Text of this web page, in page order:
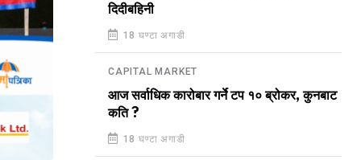
दिदीबहिनी
18 घण्टा अगाडी
CAPITAL MARKET
आज सर्वाधिक कारोबार गर्ने टप १० ब्रोकर, कुनबाट
कति ?
18 घण्टा अगाडी